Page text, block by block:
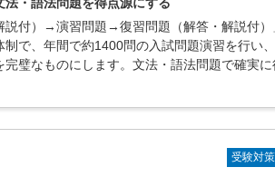
法・語法問題を得点源にする
説付）→演習問題→復習問題（解答・解説付）
制で、年間で約1400問の入試問題演習を行い
完璧なものにします。文法・語法問題で確実に
受験対